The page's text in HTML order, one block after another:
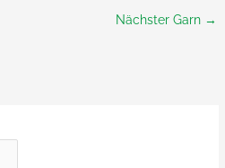
Nächster Garn →